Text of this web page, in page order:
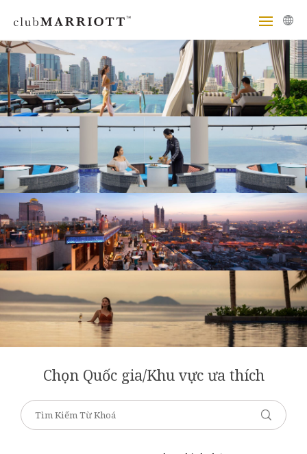
Chọn Quốc gia/Khu vực ưa thích